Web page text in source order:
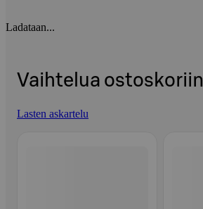
Ladataan...
Vaihtelua ostoskoriin
Lasten askartelu